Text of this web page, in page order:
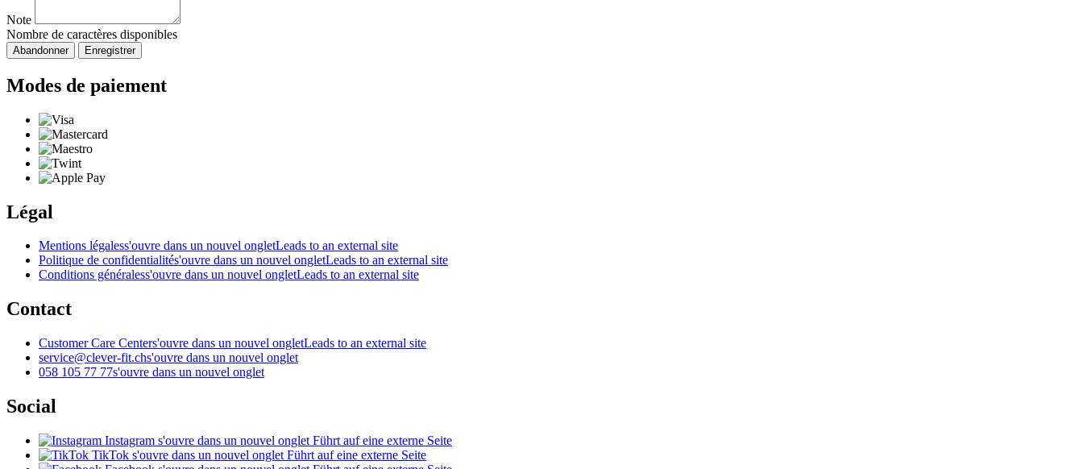
Note
Nombre de caractères disponibles
Abandonner Enregistrer
Modes de paiement
Légal
Mentions légaless'ouvre dans un nouvel ongletLeads to an external site
Politique de confidentialités'ouvre dans un nouvel ongletLeads to an external site
Conditions généraless'ouvre dans un nouvel ongletLeads to an external site
Contact
Customer Care Centers'ouvre dans un nouvel ongletLeads to an external site
service@clever-fit.chs'ouvre dans un nouvel onglet
058 105 77 77s'ouvre dans un nouvel onglet
Social
Instagram s'ouvre dans un nouvel onglet Führt auf eine externe Seite
TikTok s'ouvre dans un nouvel onglet Führt auf eine externe Seite